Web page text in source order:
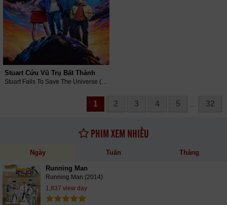
Stuart Cứu Vũ Trụ Bất Thành
Stuart Fails To Save The Universe (2026)
1 2 3 4 5 32
PHIM XEM NHIỀU
Ngày Tuần Tháng
Running Man
Running Man (2014)
1,837 view day